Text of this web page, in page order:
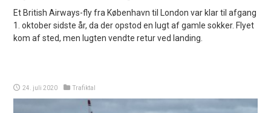
Et British Airways-fly fra København til London var klar til afgang
1. oktober sidste år, da der opstod en lugt af gamle sokker. Flyet
kom af sted, men lugten vendte retur ved landing.
24. juli 2020 Trafiktal